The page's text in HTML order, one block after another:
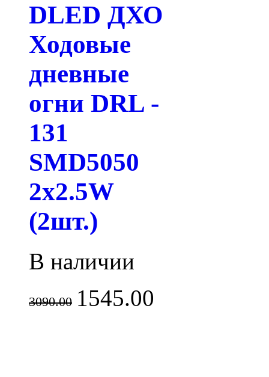
DLED ДХО
Ходовые
дневные
огни DRL -
131
SMD5050
2x2.5W
(2шт.)
В наличии
3090.00 1545.00